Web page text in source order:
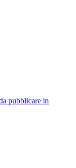
pubblicare in